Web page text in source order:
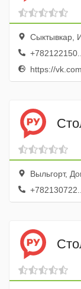
Сыктывкар,
+782122150...
https://
Выльгорт,
+782130722...